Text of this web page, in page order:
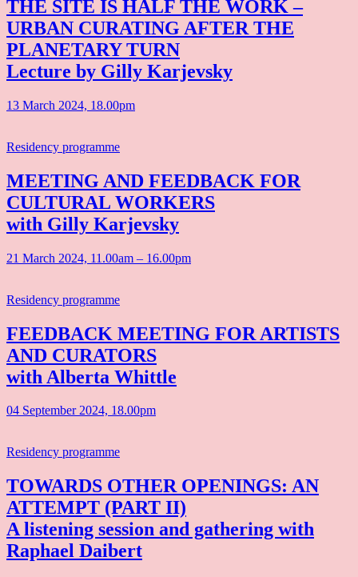
THE SITE IS HALF THE WORK –
URBAN CURATING AFTER THE
PLANETARY TURN
Lecture by Gilly Karjevsky
13 March 2024, 18.00pm
Residency programme
MEETING AND FEEDBACK FOR
CULTURAL WORKERS
with Gilly Karjevsky
21 March 2024, 11.00am – 16.00pm
Residency programme
FEEDBACK MEETING FOR ARTISTS
AND CURATORS
with Alberta Whittle
04 September 2024, 18.00pm
Residency programme
TOWARDS OTHER OPENINGS: AN
ATTEMPT (PART II)
A listening session and gathering with
Raphael Daibert